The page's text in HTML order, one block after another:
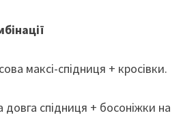
максі-спідниця + кросівки.
спідниця + босоніжки на